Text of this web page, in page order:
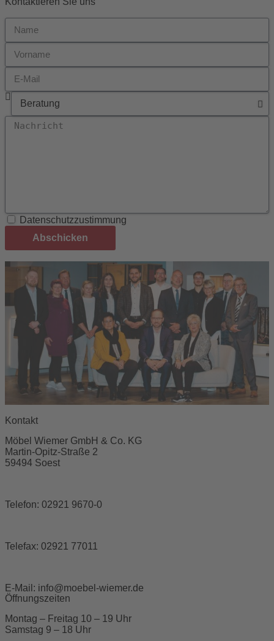
Datenschutzzustimmung
Abschicken
Kontakt
Möbel Wiemer GmbH & Co. KG
Martin-Opitz-Straße 2
59494 Soest
Telefon: 02921 9670-0
Telefax: 02921 77011
E-Mail: info@moebel-wiemer.de
Öffnungszeiten
Montag – Freitag 10 – 19 Uhr
Samstag 9 – 18 Uhr